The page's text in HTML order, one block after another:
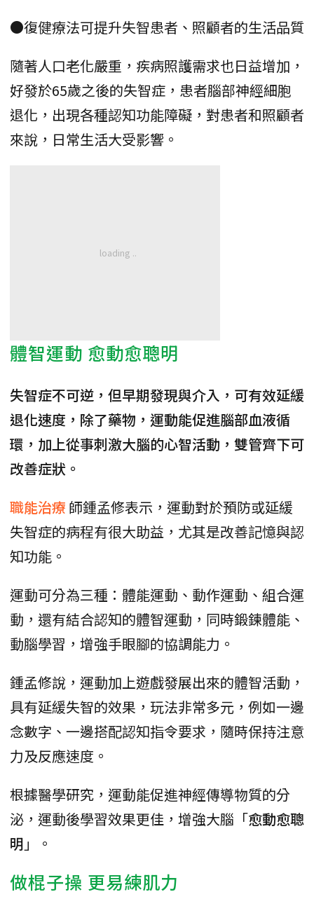
●復健療法可提升失智患者、照顧者的生活品質
隨著人口老化嚴重，疾病照護需求也日益增加，
好發於65歲之後的失智症，患者腦部神經細胞
退化，出現各種認知功能障礙，對患者和照顧者
來說，日常生活大受影響。
體智運動 愈動愈聰明
失智症不可逆，但早期發現與介入，可有效延緩
退化速度，除了藥物，運動能促進腦部血液循
環，加上從事刺激大腦的心智活動，雙管齊下可
改善症狀。
職能治療 師鍾孟修表示，運動對於預防或延緩
失智症的病程有很大助益，尤其是改善記憶與認
知功能。
運動可分為三種：體能運動、動作運動、組合運
動，還有結合認知的體智運動，同時鍛鍊體能、
動腦學習，增強手眼腳的協調能力。
鍾孟修說，運動加上遊戲發展出來的體智活動，
具有延緩失智的效果，玩法非常多元，例如一邊
念數字、一邊搭配認知指令要求，隨時保持注意
力及反應速度。
根據醫學研究，運動能促進神經傳導物質的分
泌，運動後學習效果更佳，增強大腦「愈動愈聰
明 」。
做棍子操 更易練肌力